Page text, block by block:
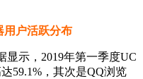
户活跃分布
示，2019年第一季度UC
59.1%，其次是QQ浏览